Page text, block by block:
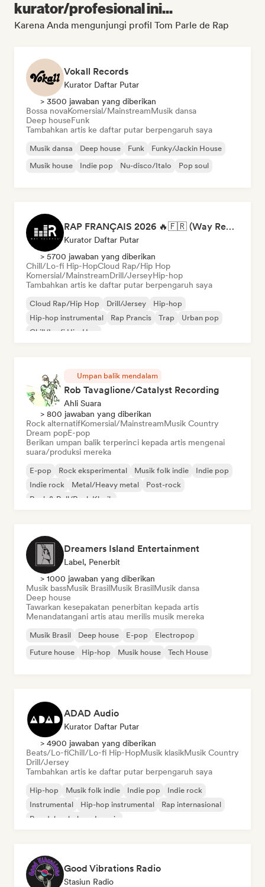
kurator/profesional ini...
Karena Anda mengunjungi profil Tom Parle de Rap
Vokall Records
Kurator Daftar Putar
> 3500 jawaban yang diberikan
Bossa novaKomersial/MainstreamMusik dansa
Deep houseFunk
Tambahkan artis ke daftar putar berpengaruh saya
Musik dansa Deep house Funk
Funky/Jackin House
Musik house
Indie pop Nu-disco/Italo Pop soul
RAP FRANÇAIS 2026 🔥🇫🇷 (Way Records)
Kurator Daftar Putar
> 5700 jawaban yang diberikan
Chill/Lo-fi Hip-HopCloud Rap/Hip Hop
Komersial/MainstreamDrill/JerseyHip-hop
Tambahkan artis ke daftar putar berpengaruh saya
Cloud Rap/Hip Hop Drill/Jersey
Hip-hop
Hip-hop instrumental
Rap Prancis Trap
Urban pop
Chill/Lo-fi Hip-Hop
Umpan balik mendalam
Rob Tavaglione/Catalyst Recording
Ahli Suara
> 800 jawaban yang diberikan
Rock alternatifKomersial/MainstreamMusik Country
Dream popE-pop
Berikan umpan balik terperinci kepada artis mengenai
suara/produksi mereka
E-pop Rock eksperimental Musik folk indie
Indie pop
Indie rock
Metal/Heavy metal
Post-rock
Rock & Roll/Rock Klasik
Dreamers Island Entertainment
Label, Penerbit
> 1000 jawaban yang diberikan
Musik bassMusik BrasilMusik BrasilMusik dansa
Deep house
Tawarkan kesepakatan penerbitan kepada artis
Menandatangani artis atau merilis musik mereka
Musik Brasil Deep house E-pop
Electropop
Future house
Hip-hop Musik house Tech House
ADAD Audio
Kurator Daftar Putar
> 4900 jawaban yang diberikan
Beats/Lo-fiChill/Lo-fi Hip-HopMusik klasikMusik Country
Drill/Jersey
Tambahkan artis ke daftar putar berpengaruh saya
Hip-hop Musik folk indie Indie pop
Indie rock
Instrumental
Hip-hop instrumental
Rap internasional
Rap dalam bahasa Inggris
Good Vibrations Radio
Stasiun Radio